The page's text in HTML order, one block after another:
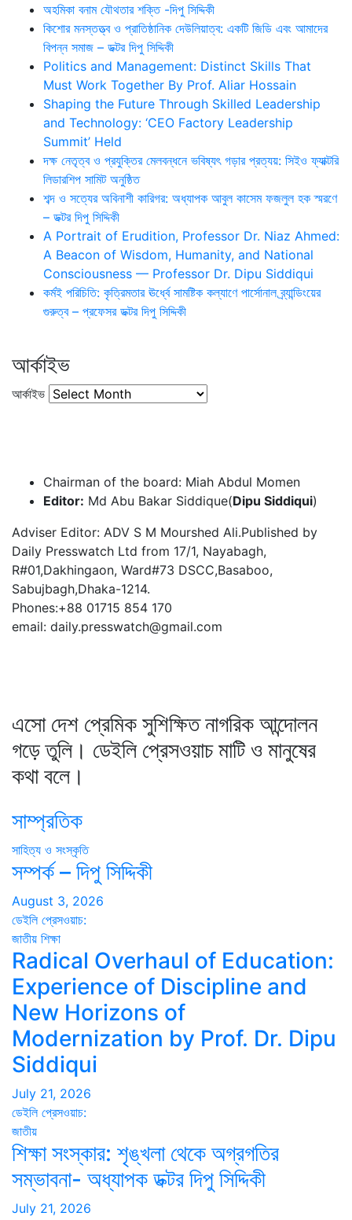
অহমিকা বনাম যৌথতার শক্তি -দিপু সিদ্দিকী
কিশোর মনস্তত্ত্ব ও প্রাতিষ্ঠানিক দেউলিয়াত্ব: একটি জিডি এবং আমাদের
বিপন্ন সমাজ – ডক্টর দিপু সিদ্দিকী
Politics and Management: Distinct Skills That
Must Work Together By Prof. Aliar Hossain
Shaping the Future Through Skilled Leadership
and Technology: ‘CEO Factory Leadership
Summit’ Held
দক্ষ নেতৃত্ব ও প্রযুক্তির মেলবন্ধনে ভবিষ্যৎ গড়ার প্রত্যয়: সিইও ফ্যাক্টরি
লিডারশিপ সামিট অনুষ্ঠিত
শব্দ ও সত্যের অবিনাশী কারিগর: অধ্যাপক আবুল কাসেম ফজলুল হক স্মরণে
– ডক্টর দিপু সিদ্দিকী
A Portrait of Erudition, Professor Dr. Niaz Ahmed:
A Beacon of Wisdom, Humanity, and National
Consciousness — Professor Dr. Dipu Siddiqui
কর্মই পরিচিতি: কৃত্রিমতার ঊর্ধ্বে সামষ্টিক কল্যাণে পার্সোনাল ব্র্যান্ডিংয়ের
গুরুত্ব – প্রফেসর ডক্টর দিপু সিদ্দিকী
আর্কাইভ
আর্কাইভ
Chairman of the board: Miah Abdul Momen
Editor: Md Abu Bakar Siddique(Dipu Siddiqui)
Adviser Editor: ADV S M Mourshed Ali.Published by
Daily Presswatch Ltd from 17/1, Nayabagh,
R#01,Dakhingaon, Ward#73 DSCC,Basaboo,
Sabujbagh,Dhaka-1214.
Phones:+88 01715 854 170
email: daily.presswatch@gmail.com
এসো দেশ প্রেমিক সুশিক্ষিত নাগরিক আন্দোলন
গড়ে তুলি। ডেইলি প্রেসওয়াচ মাটি ও মানুষের
কথা বলে।
সাম্প্রতিক
সাহিত্য ও সংস্কৃতি
সম্পর্ক – দিপু সিদ্দিকী
August 3, 2026
ডেইলি প্রেসওয়াচ:
জাতীয় শিক্ষা
Radical Overhaul of Education:
Experience of Discipline and
New Horizons of
Modernization by Prof. Dr. Dipu
Siddiqui
July 21, 2026
ডেইলি প্রেসওয়াচ:
জাতীয়
শিক্ষা সংস্কার: শৃঙ্খলা থেকে অগ্রগতির
সম্ভাবনা- অধ্যাপক ডক্টর দিপু সিদ্দিকী
July 21, 2026